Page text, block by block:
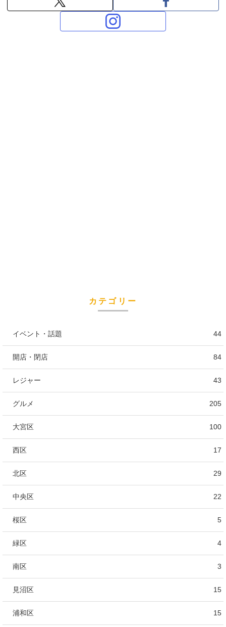
カテゴリー
イベント・話題 44
開店・閉店 84
レジャー 43
グルメ 205
大宮区 100
西区 17
北区 29
中央区 22
桜区 5
緑区 4
南区 3
見沼区 15
浦和区 15